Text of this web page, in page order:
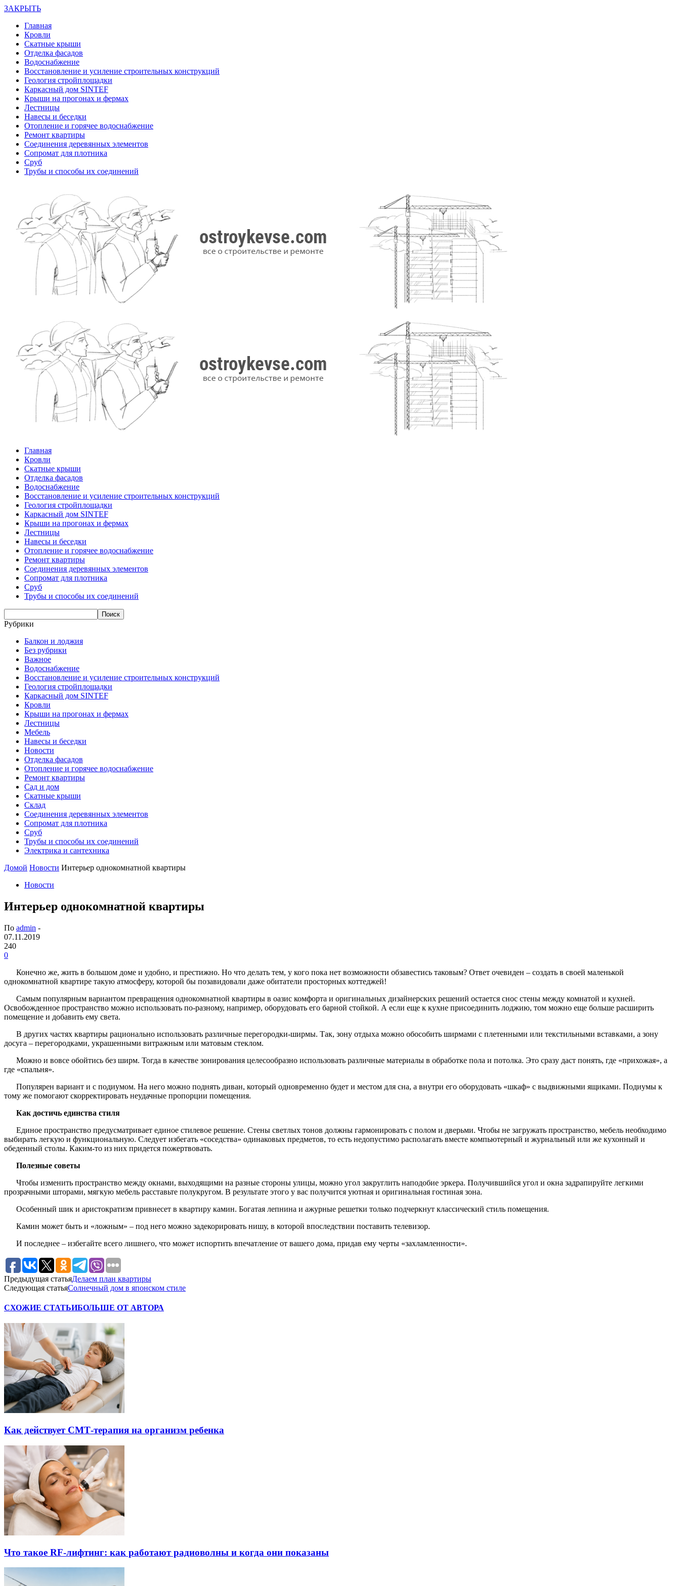
ЗАКРЫТЬ
Главная
Кровли
Скатные крыши
Отделка фасадов
Водоснабжение
Восстановление и усиление строительных конструкций
Геология стройплощадки
Каркасный дом SINTEF
Крыши на прогонах и фермах
Лестницы
Навесы и беседки
Отопление и горячее водоснабжение
Ремонт квартиры
Соединения деревянных элементов
Сопромат для плотника
Сруб
Трубы и способы их соединений
Главная
Кровли
Скатные крыши
Отделка фасадов
Водоснабжение
Восстановление и усиление строительных конструкций
Геология стройплощадки
Каркасный дом SINTEF
Крыши на прогонах и фермах
Лестницы
Навесы и беседки
Отопление и горячее водоснабжение
Ремонт квартиры
Соединения деревянных элементов
Сопромат для плотника
Сруб
Трубы и способы их соединений
Рубрики
Балкон и лоджия
Без рубрики
Важное
Водоснабжение
Восстановление и усиление строительных конструкций
Геология стройплощадки
Каркасный дом SINTEF
Кровли
Крыши на прогонах и фермах
Лестницы
Мебель
Навесы и беседки
Новости
Отделка фасадов
Отопление и горячее водоснабжение
Ремонт квартиры
Сад и дом
Скатные крыши
Склад
Соединения деревянных элементов
Сопромат для плотника
Сруб
Трубы и способы их соединений
Электрика и сантехника
Домой Новости Интерьер однокомнатной квартиры
Новости
Интерьер однокомнатной квартиры
По admin -
07.11.2019
240
0
Конечно же, жить в большом доме и удобно, и престижно. Но что делать тем, у кого пока нет возможности обзавестись таковым? Ответ очевиден – создать в своей маленькой
однокомнатной квартире такую атмосферу, которой бы позавидовали даже обитатели просторных коттеджей!
Самым популярным вариантом превращения однокомнатной квартиры в оазис комфорта и оригинальных дизайнерских решений остается снос стены между комнатой и кухней.
Освобожденное пространство можно использовать по-разному, например, оборудовать его барной стойкой. А если еще к кухне присоединить лоджию, том можно еще больше расширить
помещение и добавить ему света.
В других частях квартиры рационально использовать различные перегородки-ширмы. Так, зону отдыха можно обособить ширмами с плетенными или текстильными вставками, а зону
досуга – перегородками, украшенными витражным или матовым стеклом.
Можно и вовсе обойтись без ширм. Тогда в качестве зонирования целесообразно использовать различные материалы в обработке пола и потолка. Это сразу даст понять, где «прихожая», а
где «спальня».
Популярен вариант и с подиумом. На него можно поднять диван, который одновременно будет и местом для сна, а внутри его оборудовать «шкаф» с выдвижными ящиками. Подиумы к
тому же помогают скорректировать неудачные пропорции помещения.
Как достичь единства стиля
Единое пространство предусматривает единое стилевое решение. Стены светлых тонов должны гармонировать с полом и дверьми. Чтобы не загружать пространство, мебель необходимо
выбирать легкую и функциональную. Следует избегать «соседства» одинаковых предметов, то есть недопустимо располагать вместе компьютерный и журнальный или же кухонный и
обеденный столы. Каким-то из них придется пожертвовать.
Полезные советы
Чтобы изменить пространство между окнами, выходящими на разные стороны улицы, можно угол закруглить наподобие эркера. Получившийся угол и окна задрапируйте легкими
прозрачными шторами, мягкую мебель расставьте полукругом. В результате этого у вас получится уютная и оригинальная гостиная зона.
Особенный шик и аристократизм привнесет в квартиру камин. Богатая лепнина и ажурные решетки только подчеркнут классический стиль помещения.
Камин может быть и «ложным» – под него можно задекорировать нишу, в которой впоследствии поставить телевизор.
И последнее – избегайте всего лишнего, что может испортить впечатление от вашего дома, придав ему черты «захламленности».
Предыдущая статьяДелаем план квартиры
Следующая статьяСолнечный дом в японском стиле
СХОЖИЕ СТАТЬИБОЛЬШЕ ОТ АВТОРА
Как действует СМТ-терапия на организм ребенка
Что такое RF-лифтинг: как работают радиоволны и когда они показаны